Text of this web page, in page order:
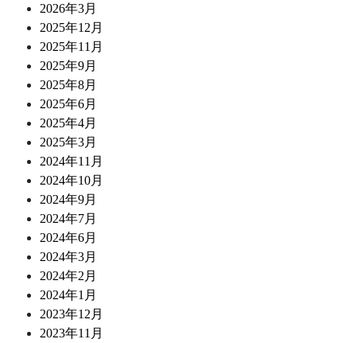
2026年3月
2025年12月
2025年11月
2025年9月
2025年8月
2025年6月
2025年4月
2025年3月
2024年11月
2024年10月
2024年9月
2024年7月
2024年6月
2024年3月
2024年2月
2024年1月
2023年12月
2023年11月